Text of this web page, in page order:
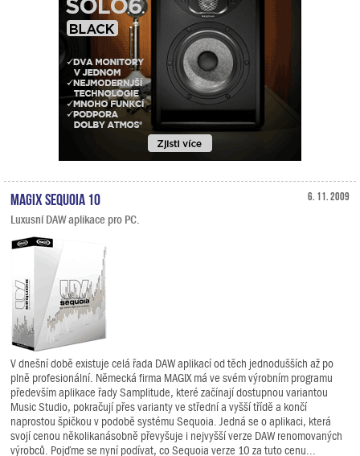
6. 11. 2009
MAGIX Sequoia 10
Luxusní DAW aplikace pro PC.
V dnešní době existuje celá řada DAW aplikací od těch jednodušších až po
plně profesionální. Německá firma MAGIX má ve svém výrobním programu
především aplikace řady Samplitude, které začínají dostupnou variantou
Music Studio, pokračují přes varianty ve střední a vyšší třídě a končí
naprostou špičkou v podobě systému Sequoia. Jedná se o aplikaci, která
svojí cenou několikanásobně převyšuje i nejvyšší verze DAW renomovaných
výrobců. Pojďme se nyní podívat, co Sequoia verze 10 za tuto cenu...